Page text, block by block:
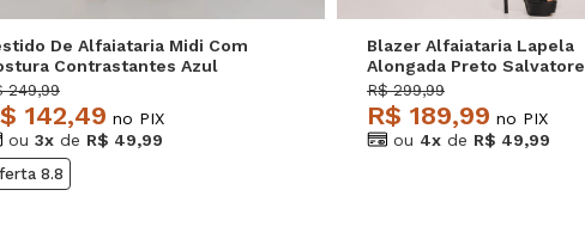
De Alfaiataria Midi Com
Contrastantes Azul
249,99
142,49 no PIX
ou 3x de R$ 49,99
8.8
Blazer Alfaiataria Lapela
Alongada Preto Salvatore
R$ 299,99
R$ 189,99 no PIX
ou 4x de R$ 49,99